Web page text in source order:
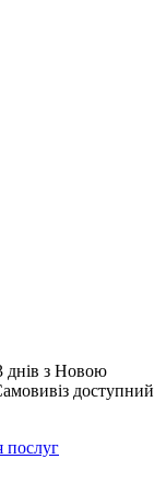
днів з Новою
доступний
послуг